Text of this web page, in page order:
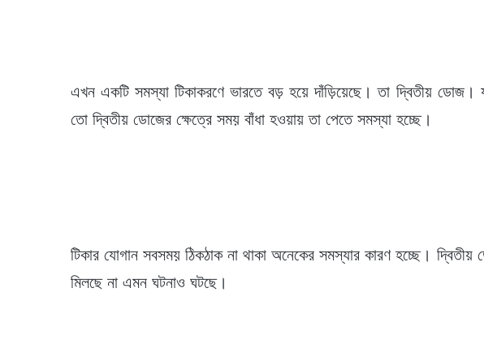
এখন একটি সমস্যা টিকাকরণে ভারতে বড় হয়ে দাঁড়িয়েছে। তা দ্বিতীয়
তো দ্বিতীয় ডোজের ক্ষেত্রে সময় বাঁধা হওয়ায় তা পেতে সমস্যা হচ্ছে।
টিকার যোগান সবসময় ঠিকঠাক না থাকা অনেকের সমস্যার কারণ হচ্ছে।
মিলছে না এমন ঘটনাও ঘটছে।